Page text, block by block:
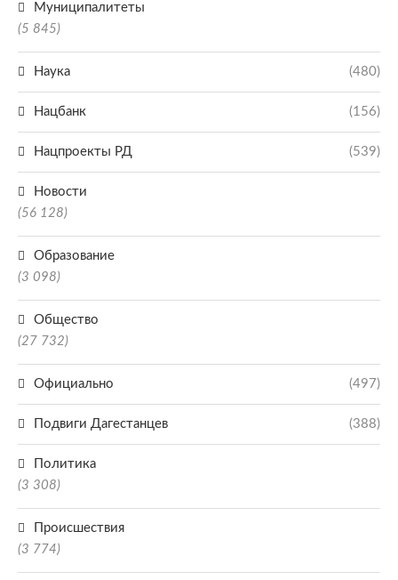
Муниципалитеты
(5 845)
Наука (480)
Нацбанк (156)
Нацпроекты РД (539)
Новости
(56 128)
Образование
(3 098)
Общество
(27 732)
Официально (497)
Подвиги Дагестанцев (388)
Политика
(3 308)
Происшествия
(3 774)